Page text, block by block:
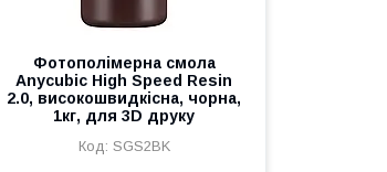
Фотополімерна смола
Anycubic High Speed Resin
2.0, високошвидкісна, чорна,
1кг, для 3D друку
SGS2BK